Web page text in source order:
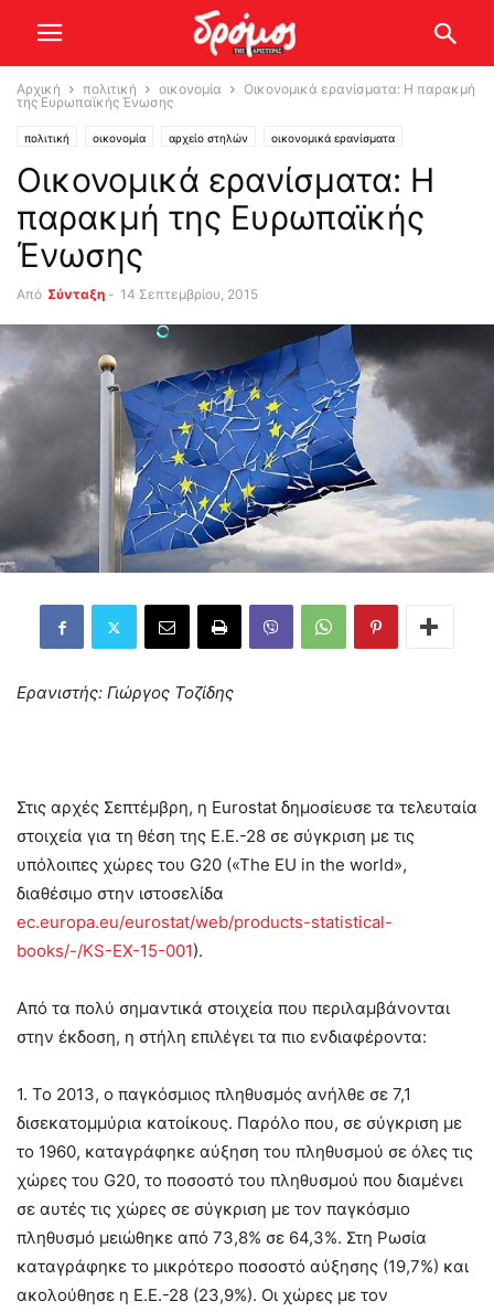
Αρχική πολιτική οικονομία
Οικονομικά ερανίσματα: Η παρακμή
της Ευρωπαϊκής Ένωσης
πολιτική οικονομία αρχείο στηλών οικονομικά ερανίσματα
Οικονομικά ερανίσματα: Η
παρακμή της Ευρωπαϊκής
Ένωσης
Από Σύνταξη - 14 Σεπτεμβρίου, 2015
Ερανιστής: Γιώργος Τοζίδης
Στις αρχές Σεπτέμβρη, η Eurostat δημοσίευσε τα τελευταία
στοιχεία για τη θέση της Ε.Ε.-28 σε σύγκριση με τις
υπόλοιπες χώρες του G20 («The EU in the world»,
διαθέσιμο στην ιστοσελίδα
ec.europa.eu/eurostat/web/products-statistical-
books/-/KS-EX-15-001).
Από τα πολύ σημαντικά στοιχεία που περιλαμβάνονται
στην έκδοση, η στήλη επιλέγει τα πιο ενδιαφέροντα:
1. Το 2013, ο παγκόσμιος πληθυσμός ανήλθε σε 7,1
δισεκατομμύρια κατοίκους. Παρόλο που, σε σύγκριση με
το 1960, καταγράφηκε αύξηση του πληθυσμού σε όλες τις
χώρες του G20, το ποσοστό του πληθυσμού που διαμένει
σε αυτές τις χώρες σε σύγκριση με τον παγκόσμιο
πληθυσμό μειώθηκε από 73,8% σε 64,3%. Στη Ρωσία
καταγράφηκε το μικρότερο ποσοστό αύξησης (19,7%) και
ακολούθησε η Ε.Ε.-28 (23,9%). Οι χώρες με τον